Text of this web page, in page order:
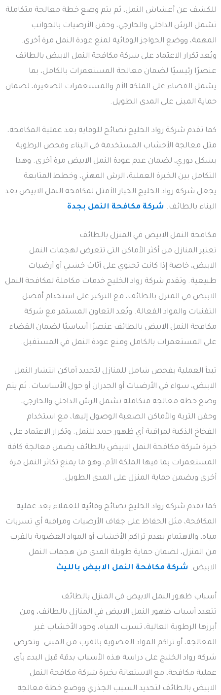
للكشف عن أعشاش النمل، ثم يتم وضع خطة معالجة متكاملة
تشمل الرش الداخلي والخارجي، وحقن الأرضيات بالجوانب
المهمة، ووضع الحواجز الوقائية لمنع عودة النمل مرة أخرى.
ويُعد تكرار الاعتماد على شركة مكافحة النمل الابيض بالطائف
عنصرًا رئيسيًا لضمان معالجة المستعمرات بالكامل، بما
يشمل القضاء على الملكة الأم والمستعمرات الصغيرة، لضمان
حماية المبنى على المدى الطويل.
كما تقدم شركة رواد الخليج نصائح للوقاية بعد عملية المكافحة،
مثل معالجة الأخشاب المستخدمة في البناء وفحص الرطوبة
بشكل دوري، لضمان عدم عودة النمل الابيض مرة أخرى. وهذا
التكامل بين الخبرة العملية، الرش المهني، وخطط المتابعة
يجعل شركة رواد الخليج الخيار الأمثل لمكافحة النمل الابيض بعد
البناء بالطائف. شركة مكافحة النمل بجدة
مكافحة النمل الابيض في المنزل بالطائف
تعتبر المنازل من أكثر الأماكن التي تتعرض لهجمات النمل
الابيض، خاصة إذا كانت تحتوي على أثاث خشبي أو أرضيات
طبيعية. وتقدم شركة رواد الخليج خدمات مكاملة لمكافحة النمل
الابيض في المنزل بالطائف، مع التركيز على استخدام أفضل
التقنيات والمواد الفعالة. ويُعد التعاون المستمر مع شركة
مكافحة النمل الابيض بالطائف عنصرًا أساسيًا لضمان القضاء
على المستعمرات بالكامل ومنع عودة النمل في المستقبل.
تبدأ العملية بفحص شامل للمنازل لتحديد أماكن انتشار النمل
الابيض، سواء في الأرضيات أو الجدران أو حول الأساسات. ثم يتم
وضع خطة معالجة متكاملة تشمل الرش الداخلي والخارجي،
وحقن التربة والأماكن الصعبة الوصول إليها، مع استخدام
الفخاخ الذكية لمراقبة أي ظهور جديد للنمل. وتكرار الاعتماد على
خبرة شركة مكافحة النمل الابيض بالطائف يضمن معالجة كافة
المستعمرات بما فيها الملكة الأم، وهو ما يمنع تكاثر النمل مرة
أخرى ويضمن حماية المنزل على المدى الطويل.
كما تقدم شركة رواد الخليج نصائح وقائية للعملاء بعد عملية
المكافحة، مثل الحفاظ على جفاف الأرضيات ومراقبة أي تسربات
مياه، والاهتمام بعدم تراكم الأخشاب أو المواد العضوية بالقرب
من المنزل، لضمان حماية طويلة المدى من هجمات النمل
الابيض. شركة مكافحة النمل الابيض بالليث
أسباب ظهور النمل الابيض في المنزل بالطائف
تتعدد أسباب ظهور النمل الابيض في المنازل بالطائف، ومن
أبرزها الرطوبة العالية، تسرب المياه، وجود الأخشاب غير
المعالجة، أو تراكم المواد العضوية بالقرب من المبنى. وتحرص
شركة رواد الخليج على دراسة هذه الأسباب بدقة قبل البدء بأي
عملية مكافحة، مع الاستعانة بخبرة شركة مكافحة النمل
الابيض بالطائف لتحديد السبب الجذري ووضع خطة معالجة